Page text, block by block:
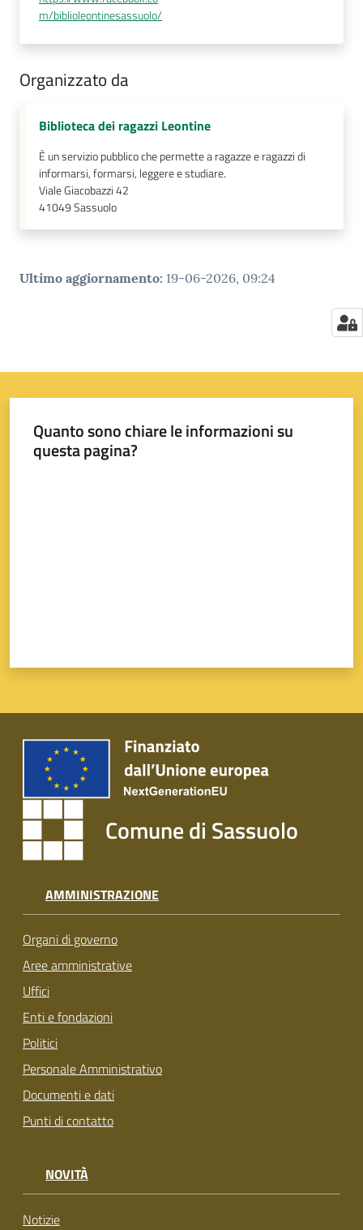
m/biblioleontinesassuolo/
Organizzato da
Biblioteca dei ragazzi Leontine
È un servizio pubblico che permette a ragazze e ragazzi di
informarsi, formarsi, leggere e studiare.
Viale Giacobazzi 42
41049Sassuolo
Ultimo aggiornamento: 19-06-2026, 09:24
Quanto sono chiare le informazioni su
questa pagina?
Comune di Sassuolo
AMMINISTRAZIONE
Organi di governo
Aree amministrative
Uffici
Enti e fondazioni
Politici
Personale Amministrativo
Documenti e dati
Punti di contatto
NOVITÀ
Notizie